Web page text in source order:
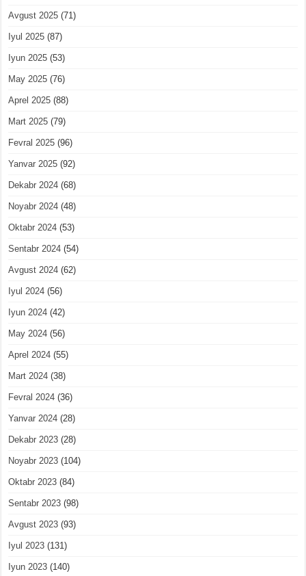
Avgust 2025 (71)
Iyul 2025 (87)
Iyun 2025 (53)
May 2025 (76)
Aprel 2025 (88)
Mart 2025 (79)
Fevral 2025 (96)
Yanvar 2025 (92)
Dekabr 2024 (68)
Noyabr 2024 (48)
Oktabr 2024 (53)
Sentabr 2024 (54)
Avgust 2024 (62)
Iyul 2024 (56)
Iyun 2024 (42)
May 2024 (56)
Aprel 2024 (55)
Mart 2024 (38)
Fevral 2024 (36)
Yanvar 2024 (28)
Dekabr 2023 (28)
Noyabr 2023 (104)
Oktabr 2023 (84)
Sentabr 2023 (98)
Avgust 2023 (93)
Iyul 2023 (131)
Iyun 2023 (140)